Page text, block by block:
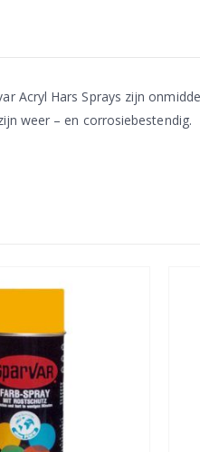
Acryl Hars Sprays zijn
weer – en corrosiebestendig.